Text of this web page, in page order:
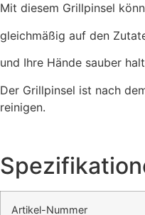
Mit diesem Grillpinsel
gleichmäßig auf den
und Ihre Hände sauber
Der Grillpinsel ist nach
reinigen.
Artikel-Nummer